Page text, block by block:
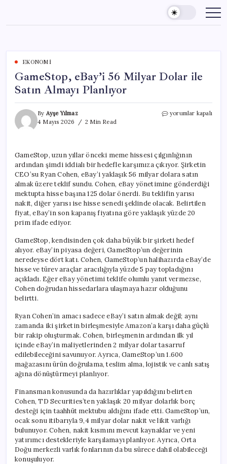
content
EKONOMI
GameStop, eBay’i 56 Milyar Dolar ile
Satın Almayı Planlıyor
By Ayşe Yılmaz
4 Mayıs 2026
2 Min Read
GameStop,
ile
Satın
Almayı
Planlıyor
için
yorumlar kapalı
GameStop, uzun yıllar önceki meme hissesi çılgınlığının
ardından şimdi iddialı bir hedefle karşımıza çıkıyor. Şirketin
CEO’su Ryan Cohen, eBay’i yaklaşık 56 milyar dolara satın
almak üzere teklif sundu. Cohen, eBay yönetimine gönderdiği
mektupta hisse başına 125 dolar önerdi. Bu teklifin yarısı
nakit, diğer yarısı ise hisse senedi şeklinde olacak. Belirtilen
fiyat, eBay’in son kapanış fiyatına göre yaklaşık yüzde 20
prim ifade ediyor.
GameStop, kendisinden çok daha büyük bir şirketi hedef
alıyor. eBay’in piyasa değeri, GameStop’un değerinin
neredeyse dört katı. Cohen, GameStop’un halihazırda eBay’de
hisse ve türev araçlar aracılığıyla yüzde 5 pay topladığını
açıkladı. Eğer eBay yönetimi teklife olumlu yanıt vermezse,
Cohen doğrudan hissedarlara ulaşmaya hazır olduğunu
belirtti.
Ryan Cohen’in amacı sadece eBay’i satın almak değil; aynı
zamanda iki şirketin birleşmesiyle Amazon’a karşı daha güçlü
bir rakip oluşturmak. Cohen, birleşmenin ardından ilk yıl
içinde eBay’in maliyetlerinden 2 milyar dolar tasarruf
edilebileceğini savunuyor. Ayrıca, GameStop’un 1.600
mağazasını ürün doğrulama, teslim alma, lojistik ve canlı satış
ağına dönüştürmeyi planlıyor.
Finansman konusunda da hazırlıklar yapıldığını belirten
Cohen, TD Securities’ten yaklaşık 20 milyar dolarlık borç
desteği için taahhüt mektubu aldığını ifade etti. GameStop’un,
ocak sonu itibarıyla 9,4 milyar dolar nakit ve likit varlığı
bulunuyor. Cohen, nakit kısmını mevcut kaynaklar ve yeni
yatırımcı destekleriyle karşılamayı planlıyor. Ayrıca, Orta
Doğu merkezli varlık fonlarının da bu sürece dahil olabileceği
konuşuluyor.